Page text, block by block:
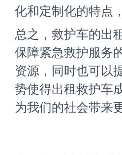
化和定制化的特点
总之，救护车的出
保障紧急救护服务
资源，同时也可以
势使得出租救护车
为我们的社会带来